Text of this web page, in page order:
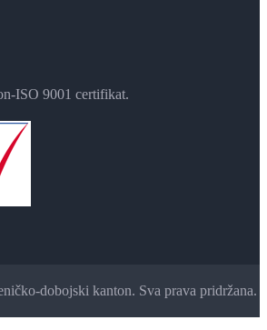
ISO 9001 certifikat.
dobojski kanton. Sva prava pridržana.